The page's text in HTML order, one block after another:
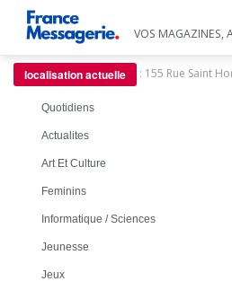
VOS MAGAZINES,
localisation actuelle : 155 Rue Saint
Quotidiens
Actualites
Art Et Culture
Feminins
Informatique / Sciences
Jeunesse
Jeux